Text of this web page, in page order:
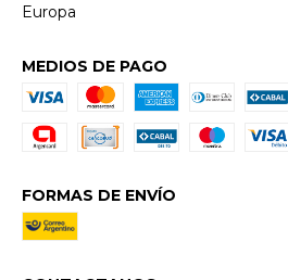
Europa
MEDIOS DE PAGO
FORMAS DE ENVÍO